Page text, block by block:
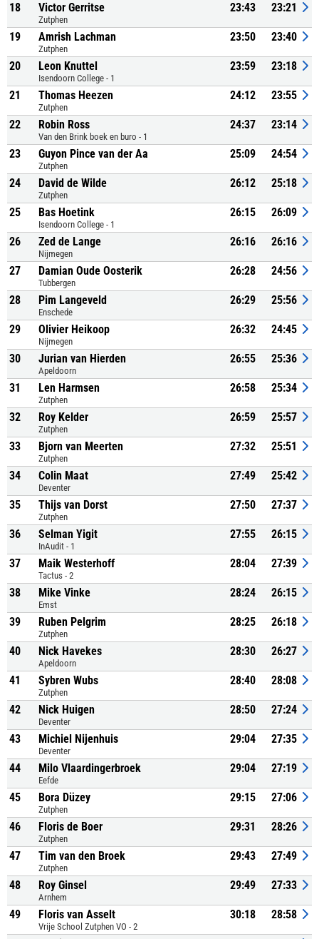
18 Victor Gerritse
Zutphen
23:43 23:21
19 Amrish Lachman
Zutphen
23:50 23:40
20 Leon Knuttel
Isendoorn College - 1
23:59 23:18
21 Thomas Heezen
Zutphen
24:12 23:55
22 Robin Ross
Van den Brink boek en buro - 1
24:37 23:14
23 Guyon Pince van der Aa
Zutphen
25:09 24:54
24 David de Wilde
Zutphen
26:12 25:18
25 Bas Hoetink
Isendoorn College - 1
26:15 26:09
26 Zed de Lange
Nijmegen
26:16 26:16
27 Damian Oude Oosterik
Tubbergen
26:28 24:56
28 Pim Langeveld
Enschede
26:29 25:56
29 Olivier Heikoop
Nijmegen
26:32 24:45
30 Jurian van Hierden
Apeldoorn
26:55 25:36
31 Len Harmsen
Zutphen
26:58 25:34
32 Roy Kelder
Zutphen
26:59 25:57
33 Bjorn van Meerten
Zutphen
27:32 25:51
34 Colin Maat
Deventer
27:49 25:42
35 Thijs van Dorst
Zutphen
27:50 27:37
36 Selman Yigit
InAudit - 1
27:55 26:15
37 Maik Westerhoff
Tactus - 2
28:04 27:39
38 Mike Vinke
Emst
28:24 26:15
39 Ruben Pelgrim
Zutphen
28:25 26:18
40 Nick Havekes
Apeldoorn
28:30 26:27
41 Sybren Wubs
Zutphen
28:40 28:08
42 Nick Huigen
Deventer
28:50 27:24
43 Michiel Nijenhuis
Deventer
29:04 27:35
44 Milo Vlaardingerbroek
Eefde
29:04 27:19
45 Bora Düzey
Zutphen
29:15 27:06
46 Floris de Boer
Zutphen
29:31 28:26
47 Tim van den Broek
Zutphen
29:43 27:49
48 Roy Ginsel
Arnhem
29:49 27:33
49 Floris van Asselt
Vrije School Zutphen VO - 2
30:18 28:58